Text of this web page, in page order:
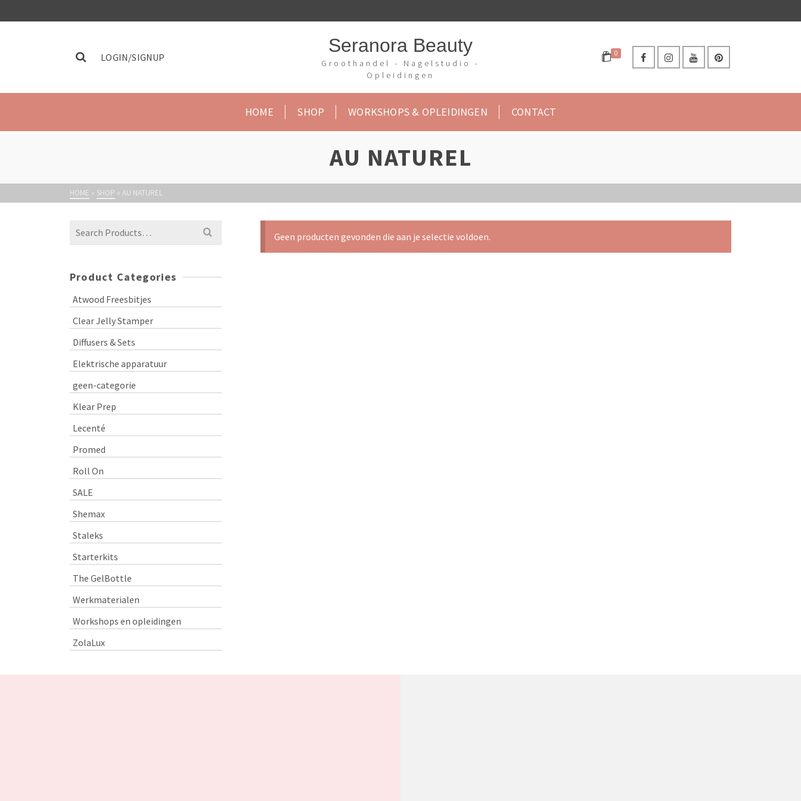
LOGIN/SIGNUP
Seranora Beauty
Groothandel - Nagelstudio -
Opleidingen
0
HOME SHOP WORKSHOPS & OPLEIDINGEN CONTACT
AU NATUREL
HOME » SHOP » AU NATUREL
Geen producten gevonden die aan je selectie voldoen.
Product Categories
Atwood Freesbitjes
Clear Jelly Stamper
Diffusers & Sets
Elektrische apparatuur
geen-categorie
Klear Prep
Lecenté
Promed
Roll On
SALE
Shemax
Staleks
Starterkits
The GelBottle
Werkmaterialen
Workshops en opleidingen
ZolaLux